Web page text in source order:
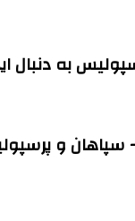
به دنبال
سپاهان و